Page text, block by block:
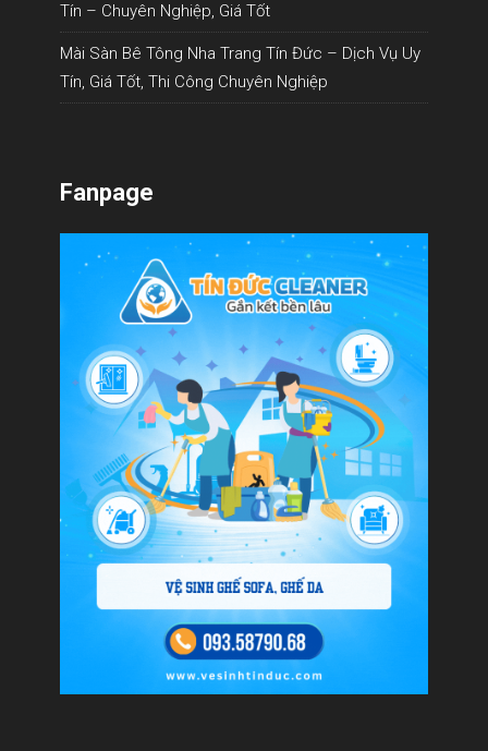
Tín – Chuyên Nghiệp, Giá Tốt
Mài Sàn Bê Tông Nha Trang Tín Đức – Dịch Vụ Uy
Tín, Giá Tốt, Thi Công Chuyên Nghiệp
Fanpage